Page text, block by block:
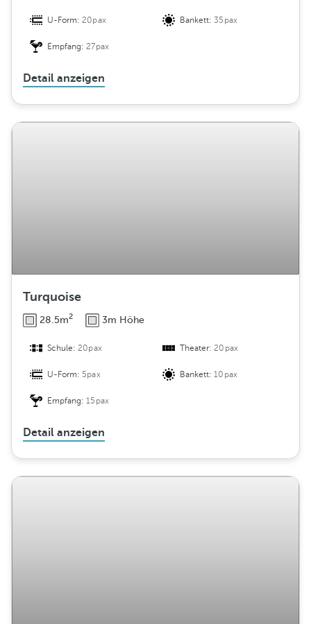
U-Form:20pax Bankett:35pax
Empfang:27pax
Detail anzeigen
Turquoise
28.5m2 3m Höhe
Schule:20pax Theater:20pax
U-Form: 5pax Bankett:10pax
Empfang:15pax
Detail anzeigen